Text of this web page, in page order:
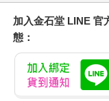
加入金石堂 LINE 官
態：